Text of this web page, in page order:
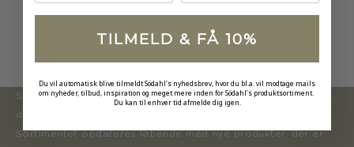
Södahl ønsker at tilbyde en moderne og attraktiv kollektion,
der inspirerer forbrugerne til at forny deres hjem.
Sortimentet opdateres løbende med nye produkter, der er
TILMELD & FÅ 10%
Du vil automatisk blive tilmeldt Södahl's nyhedsbrev, hvor du bl.a. vil modtage mails
om nyheder, tilbud, inspiration og meget mere inden for Södahl's produktsortiment.
Du kan til enhver tid afmelde dig igen.